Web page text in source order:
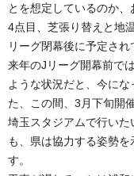
とを想定しているのか、
4点目、芝張り替えと地
リーグ閉幕後に予定さ
来年のJリーグ開幕前で
ような状況だと、今に
た、この間、3月下旬開
埼玉スタジアムで行いた
も、県は協力する姿勢
す。